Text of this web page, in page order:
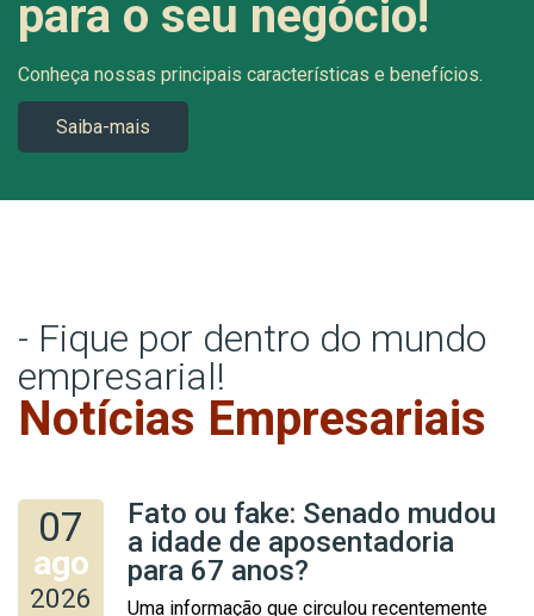
para o seu negócio!
Conheça nossas principais características e benefícios.
Saiba-mais
- Fique por dentro do mundo
empresarial!
Notícias Empresariais
07
ago
2026
Fato ou fake: Senado mudou
a idade de aposentadoria
para 67 anos?
Uma informação que circulou recentemente